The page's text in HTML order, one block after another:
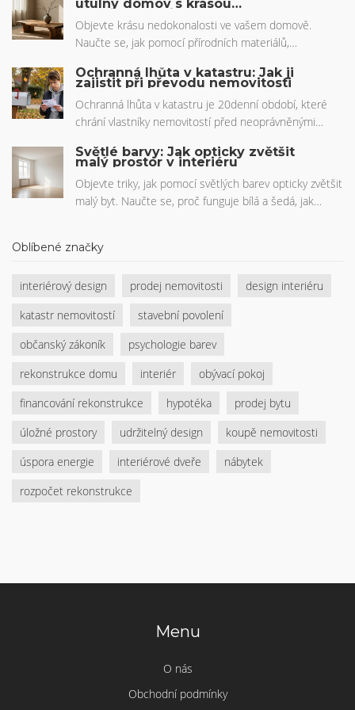
renovace. Připravte se s námi na cestu k modernizaci
vašeho interiéru.
útulný domov s krásou
materiálů
Objevte krásu nedokonalosti ve vašem domově.
Naučte se, jak pomocí přírodních materiálů,
autentický interiér.
Ochranná lhůta v katastru: Jak ji
zajistit při převodu nemovitosti
Ochranná lhůta v katastru je 20denní období, které
chrání vlastníky nemovitostí před neoprávněnými
prodeji, co dělat, když jste nevěděli o převodu, a jak se
Světlé barvy: Jak opticky zvětšit
malý prostor v interiéru
Objevte triky, jak pomocí světlých barev opticky zvětšit
malý byt. Naučte se, proč funguje bílá a šedá, jak
Oblíbené značky
interiérový design prodej nemovitosti
design interiéru
katastr nemovitostí
stavební povolení
občanský zákoník
psychologie barev
rekonstrukce domu
interiér
obývací pokoj
financování rekonstrukce
hypotéka
prodej bytu
úložné prostory
udržitelný design
koupě nemovitosti
úspora energie
interiérové dveře
nábytek
rozpočet rekonstrukce
Menu
O nás
Obchodní podmínky